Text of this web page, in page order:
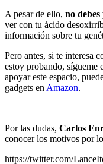
A pesar de ello, no
ver con tu ácido
información sobre tu
Pero antes, si te interesa
estoy probando, sígueme
apoyar este espacio,
gadgets enAmazon.
Por las dudas, Carlos
conocer los motivos por
https://twitter.com/